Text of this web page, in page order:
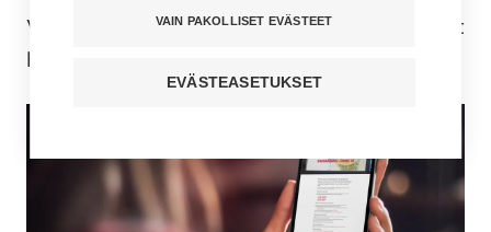
Vastaus koronakysymykseen on löytynyt
helpoiten verkkosivuilta.
VAIN PAKOLLISET EVÄSTEET
EVÄSTEASETUKSET